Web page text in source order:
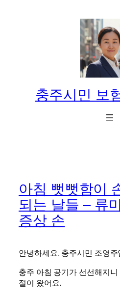
충주시민 보
아침 뻣뻣함이
되는 날들 – 류
증상 손
안녕하세요. 충주시민 조영주
충주 아침 공기가 선선해지
절이 왔어요.